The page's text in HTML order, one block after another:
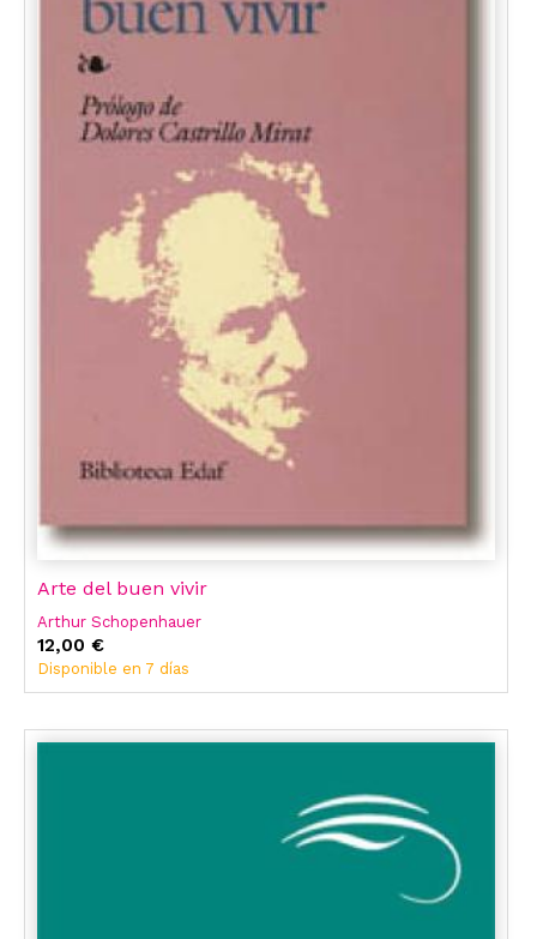
Arte del buen vivir
Arthur Schopenhauer
12,00 €
Disponible en 7 días